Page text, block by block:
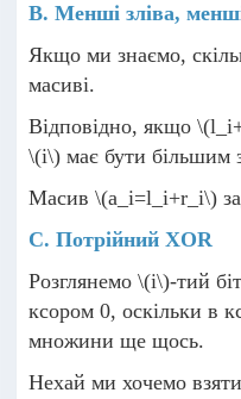
B. Менші зліва,
Якщо ми знаємо,
масиві.
Відповідно, якщо
\(i\) має бути більшим
Масив \(a_i=l_i+r_i\)
С. Потрійний XOR
Розглянемо \(i\)-тий
ксором 0, оскільки в
множини ще щось.
Нехай ми хочемо